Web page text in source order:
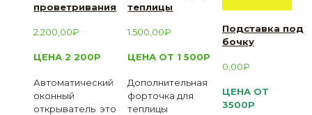
проветривания
2.200,00₽
ЦЕНА 2 200Р
Автоматический
оконный
открыватель это
теплицы
1.500,00₽
ЦЕНА ОТ 1 500Р
Дополнительная
форточка для
теплицы
Подставка под
бочку
0,00₽
ЦЕНА ОТ
3500Р